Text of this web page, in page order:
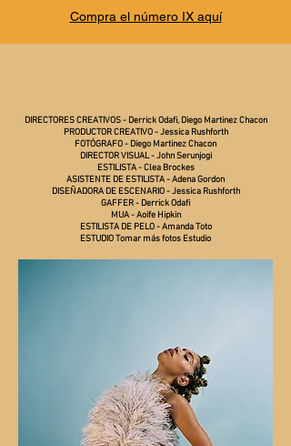
DIRECTORES CREATIVOS - Derrick Odafi, Diego Martinez Chacon
PRODUCTOR CREATIVO - Jessica Rushforth
FOTÓGRAFO - Diego Martinez Chacon
DIRECTOR VISUAL - John Serunjogi
ESTILISTA - Clea Brockes
ASISTENTE DE ESTILISTA - Adena Gordon
DISEÑADORA DE ESCENARIO - Jessica Rushforth
GAFFER - Derrick Odafi
MUA - Aoife Hipkin
ESTILISTA DE PELO - Amanda Toto
ESTUDIO Tomar más fotos Estudio
Compra el número IX aquí